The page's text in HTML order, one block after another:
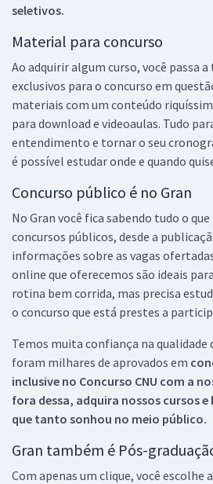
seletivos.
Material para concurso
Ao adquirir algum curso, você passa
exclusivos para o concurso em
materiais com um conteúdo
para download e videoaulas. Tudo
entendimento e tornar o seu
é possível estudar onde e quando
Concurso público é no Gran
No Gran você fica sabendo tudo o
concursos públicos, desde a
informações sobre as vagas
online que oferecemos são ideais
rotina bem corrida, mas precisa
o concurso que está prestes a
Temos muita confiança na qualidade
foram milhares de aprovados em
inclusive no Concurso CNU com a
fora dessa, adquira nossos cursos e
que tanto sonhou no meio público.
Gran também é Pós-
Com apenas um clique, você escolhe